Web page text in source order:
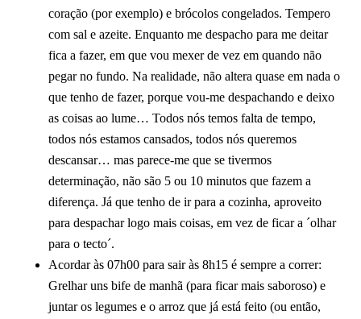
coração (por exemplo) e brócolos congelados. Tempero
com sal e azeite. Enquanto me despacho para me deitar
fica a fazer, em que vou mexer de vez em quando não
pegar no fundo. Na realidade, não altera quase em nada o
que tenho de fazer, porque vou-me despachando e deixo
as coisas ao lume… Todos nós temos falta de tempo,
todos nós estamos cansados, todos nós queremos
descansar… mas parece-me que se tivermos
determinação, não são 5 ou 10 minutos que fazem a
diferença. Já que tenho de ir para a cozinha, aproveito
para despachar logo mais coisas, em vez de ficar a ´olhar
para o tecto´.
Acordar às 07h00 para sair às 8h15 é sempre a correr:
Grelhar uns bife de manhã (para ficar mais saboroso) e
juntar os legumes e o arroz que já está feito (ou então,